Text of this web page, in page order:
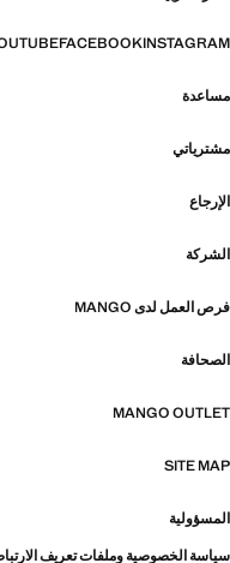
INSTAGRAM
FACEBOOK
مساعدة
مشترياتي
الإرجاع
الشركة
فرص العمل لدى MANGO
الصحافة
MANGO OUTLET
SITE MAP
المسؤولية
سياسة الخصوصية وملفات تعريف